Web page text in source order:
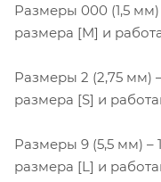
Размеры 000 (1,5
размера [M] и
Размеры 2 (2,75 мм)
размера [S] и
Размеры 9 (5,5 мм) –
размера [L] и